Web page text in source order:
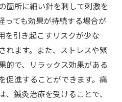
箇所に細い針を刺して刺激を
っても効果が持続する場合が
を引き起こすリスクが少な
れます。また、ストレスや緊
的で、リラックス効果がある
促進することができます。痛
鍼灸治療を受けることで、